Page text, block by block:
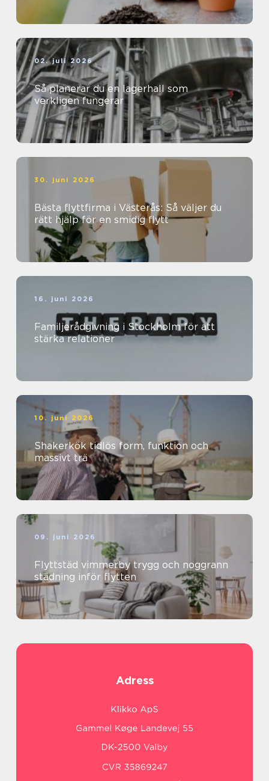
02. juli 2026
Så planerar du en lagerhall som
verkligen fungerar
30. juni 2026
Bästa flyttfirma i Västerås: Så väljer du
rätt hjälp för en smidig flytt
16. juni 2026
Familjerådgivning i Stockholm för att
stärka relationer
10. juni 2026
Shakerkök tidlös form, funktion och
massivt trä
09. juni 2026
Flyttstäd vimmerby trygg och noggrann
städning inför flytten
Adress